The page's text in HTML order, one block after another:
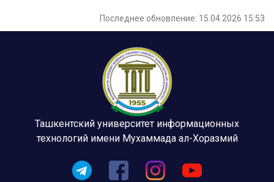
Последнее обновление: 15.04.2026 15:53
Ташкентский университет информационных
технологий имени Мухаммада ал-Хоразмий